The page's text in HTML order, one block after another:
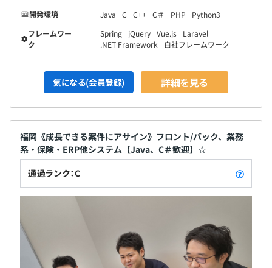
開発環境
Java C C++ C＃ PHP
Python3
フレームワー
ク
Spring jQuery Vue.js
Laravel
.NET Framework
自社フレームワーク
気になる(会員登録) 詳細を見る
福岡《成長できる案件にアサイン》フロント/バック、業務
系・保険・ERP他システム【Java、C＃歓迎】☆
通過ランク：C